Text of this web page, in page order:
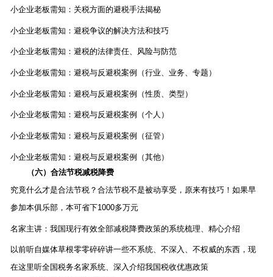
小企业老板需知：关税方面的避税手法揭秘
小企业老板需知：避税争议的解决方法和技巧
小企业老板需知：避税的法律责任、风险与防范
小企业老板需知：避税与反避税案例（行业、业务、专题）
小企业老板需知：避税与反避税案例（性质、类型）
小企业老板需知：避税与反避税案例（个人）
小企业老板需知：避税与反避税案例（征管）
小企业老板需知：避税与反避税案例（其他）
（六）合法节税减税降费
究竟什么才是合法节税？合法节税不是被动享受，原来有技巧！如果早
参加本俱乐部，本可省下1000多万元
名家主讲：我国现行有效全部减税降费政策的系统梳理、精心介绍
以前听自媒体草根零零碎碎讲一些不系统、不深入、不权威的东西，现
在这里听全国税务名家系统、深入介绍我国税收优惠政策